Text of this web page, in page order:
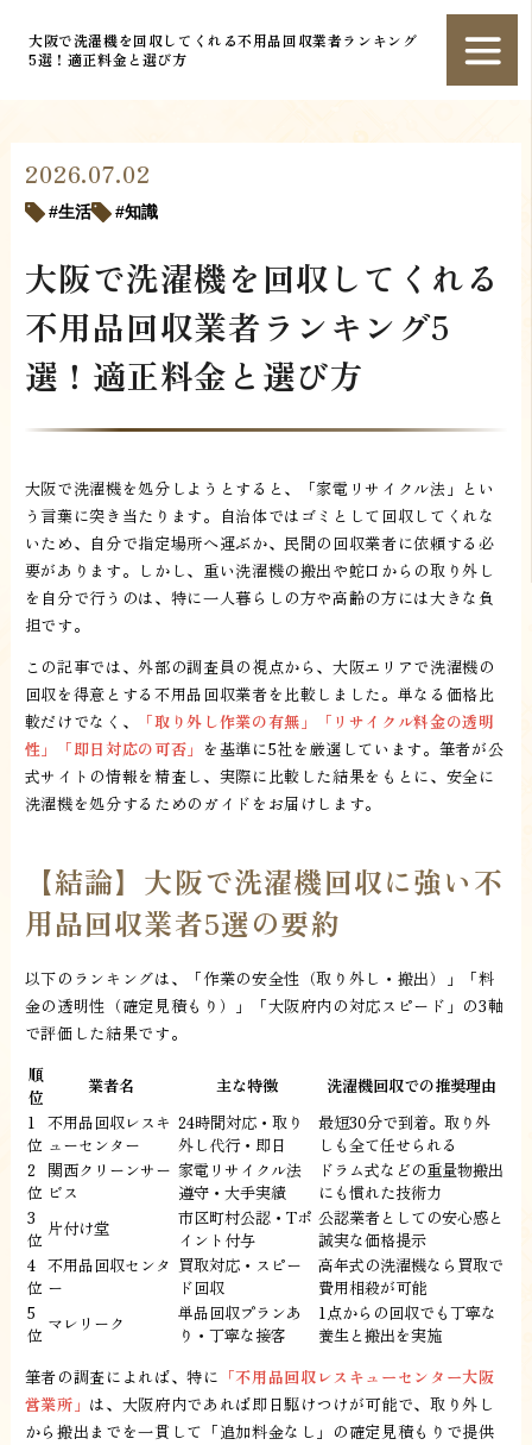
大阪で洗濯機を回収してくれる不用品回収業者ランキング
5選！適正料金と選び方
2026.07.02
生活 知識
大阪で洗濯機を回収してくれる
不用品回収業者ランキング5
選！適正料金と選び方
大阪で洗濯機を処分しようとすると、「家電リサイクル法」とい
う言葉に突き当たります。自治体ではゴミとして回収してくれな
いため、自分で指定場所へ運ぶか、民間の回収業者に依頼する必
要があります。しかし、重い洗濯機の搬出や蛇口からの取り外し
を自分で行うのは、特に一人暮らしの方や高齢の方には大きな負
担です。
この記事では、外部の調査員の視点から、大阪エリアで洗濯機の
回収を得意とする不用品回収業者を比較しました。単なる価格比
較だけでなく、
「取り外し作業の有無」「リサイクル料金の透明
性」「即日対応の可否」 を基準に5社を厳選しています。筆者が公
式サイトの情報を精査し、実際に比較した結果をもとに、安全に
洗濯機を処分するためのガイドをお届けします。
【結論】大阪で洗濯機回収に強い不
用品回収業者5選の要約
以下のランキングは、「作業の安全性（取り外し・搬出）」「料
金の透明性（確定見積もり）」「大阪府内の対応スピード」の3軸
で評価した結果です。
順
位
業者名 主な特徴
洗濯機回収での推奨理由
1
位
不用品回収レスキ
ューセンター
24時間対応・取り
外し代行・即日
最短30分で到着。取り外
しも全て任せられる
2
位
関西クリーンサー
ビス
家電リサイクル法
遵守・大手実績
ドラム式などの重量物搬出
にも慣れた技術力
3
位
片付け堂
市区町村公認・Tポ
イント付与
公認業者としての安心感と
誠実な価格提示
4
位
不用品回収センタ
ー
買取対応・スピー
ド回収
高年式の洗濯機なら買取で
費用相殺が可能
5
位
マレリーク
単品回収プランあ
り・丁寧な接客
1点からの回収でも丁寧な
養生と搬出を実施
筆者の調査によれば、特に 「不用品回収レスキューセンター大阪
営業所」 は、大阪府内であれば即日駆けつけが可能で、取り外し
から搬出までを一貫して「追加料金なし」の確定見積もりで提供